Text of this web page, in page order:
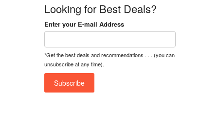
s
৳
1
৳
1
,
Looking for Best Deals?
Enter your E-mail Address
*Get the best deals and recommendations . . . (you can
unsubscribe at any time).